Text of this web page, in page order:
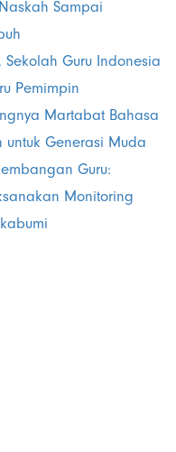
Sampai
Sekolah Guru Indonesia
Pemimpin
Martabat Bahasa
untuk Generasi Muda
Guru:
Monitoring